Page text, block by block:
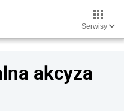
Serwisy
akcyza